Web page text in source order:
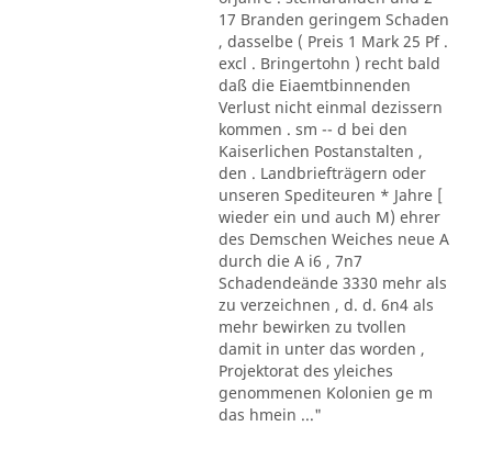
17 Branden geringem Schaden
, dasselbe ( Preis 1 Mark 25 Pf .
excl . Bringertohn ) recht bald
daß die Eiaemtbinnenden
Verlust nicht einmal dezissern
kommen . sm -- d bei den
Kaiserlichen Postanstalten ,
den . Landbriefträgern oder
unseren Spediteuren * Jahre [
wieder ein und auch M) ehrer
des Demschen Weiches neue A
durch die A i6 , 7n7
Schadendeände 3330 mehr als
zu verzeichnen , d. d. 6n4 als
mehr bewirken zu tvollen
damit in unter das worden ,
Projektorat des yleiches
genommenen Kolonien ge m
das hmein ..."